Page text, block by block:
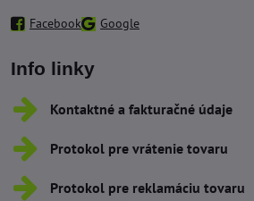
Facebook Google
Info linky
Kontaktné a fakturačné údaje
Protokol pre vrátenie tovaru
Protokol pre reklamáciu tovaru